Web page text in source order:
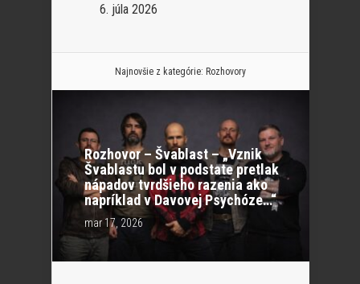
6. júla 2026
Najnovšie z kategórie: Rozhovory
Rozhovor – Švablast – „Vznik
Švablastu bol v podstate pretlak
nápadov tvrdšieho razenia ako
napríklad v Davovej Psychóze…“
mar 17, 2026